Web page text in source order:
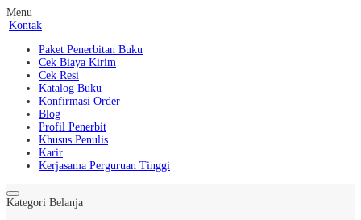
Menu
Kontak
Paket Penerbitan Buku
Cek Biaya Kirim
Cek Resi
Katalog Buku
Konfirmasi Order
Blog
Profil Penerbit
Khusus Penulis
Karir
Kerjasama Perguruan Tinggi
Kategori Belanja